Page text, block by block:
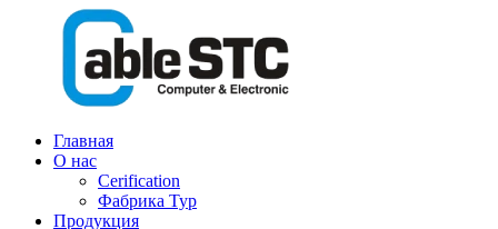
Главная
О нас
Cerification
Фабрика Тур
Продукция